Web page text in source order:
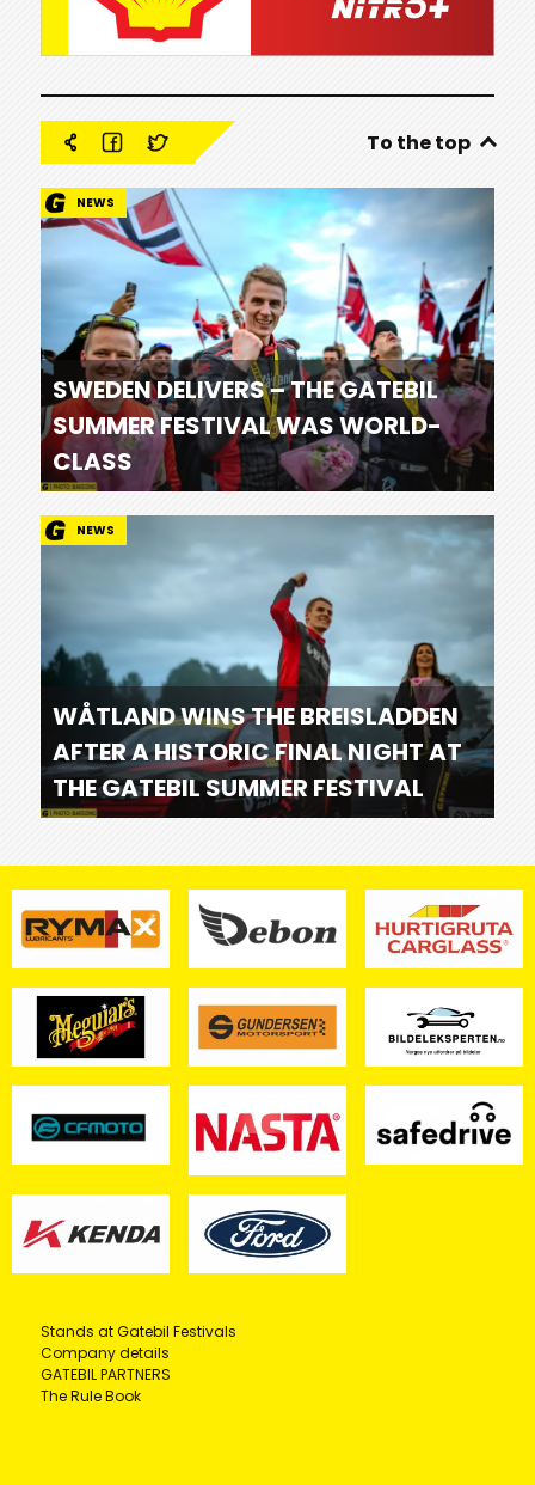
To the top
NEWS
SWEDEN DELIVERS – THE GATEBIL
SUMMER FESTIVAL WAS WORLD-
CLASS
NEWS
WÅTLAND WINS THE BREISLADDEN
AFTER A HISTORIC FINAL NIGHT AT
THE GATEBIL SUMMER FESTIVAL
Stands at Gatebil Festivals
Company details
GATEBIL PARTNERS
The Rule Book